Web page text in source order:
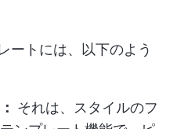
ートには、以下のよう
それは、スタイルのフ